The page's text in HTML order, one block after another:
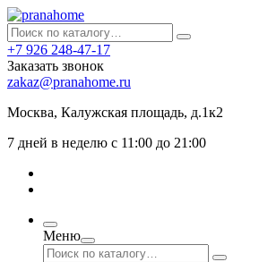
+7 926 248-47-17
Заказать звонок
zakaz@pranahome.ru
Москва, Калужская площадь, д.1к2
7 дней в неделю с 11:00 до 21:00
Меню